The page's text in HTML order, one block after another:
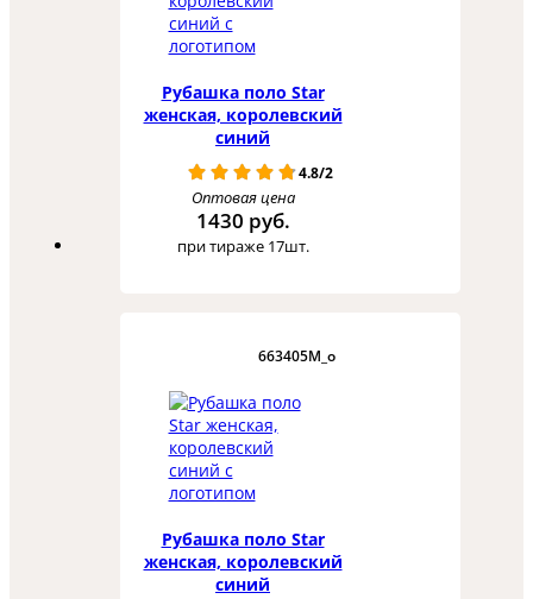
Рубашка поло Star
женская, королевский
синий
4.8/2
Оптовая цена
1430 руб.
при тираже 17шт.
663405M_o
Рубашка поло Star
женская, королевский
синий